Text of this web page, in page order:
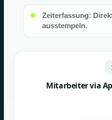
Zeiterfassung:
ausstempeln.
Mitarbeiter via